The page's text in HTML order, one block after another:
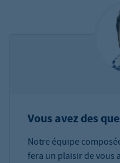
Vous avez des
Notre équipe
fera un plaisir de vous